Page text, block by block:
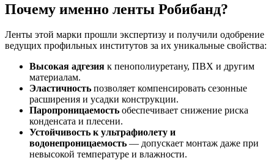
Почему именно ленты Робибанд?
Ленты этой марки прошли экспертизу и получили одобрение
ведущих профильных институтов за их уникальные свойства:
Высокая адгезия к пенополиуретану, ПВХ и другим
материалам.
Эластичность позволяет компенсировать сезонные
расширения и усадки конструкции.
Паропроницаемость обеспечивает снижение риска
конденсата и плесени.
Устойчивость к ультрафиолету и
водонепроницаемость — допускает монтаж даже при
невысокой температуре и влажности.